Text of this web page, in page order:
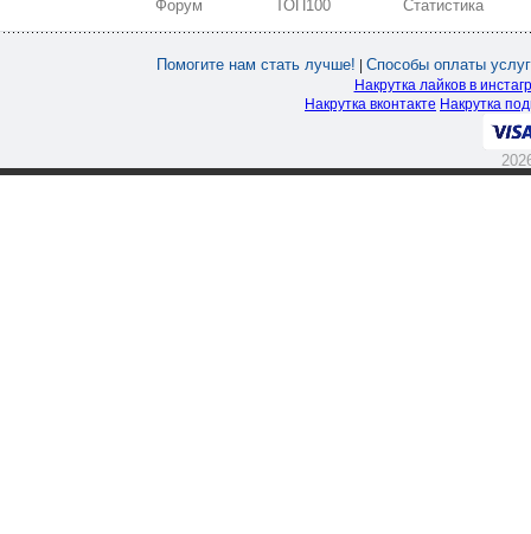
Форум ТОП100 Статистика
Помогите нам стать лучше! Способы оплаты услуг
Накрутка лайков в
Накрутка вконтакте Накрутка